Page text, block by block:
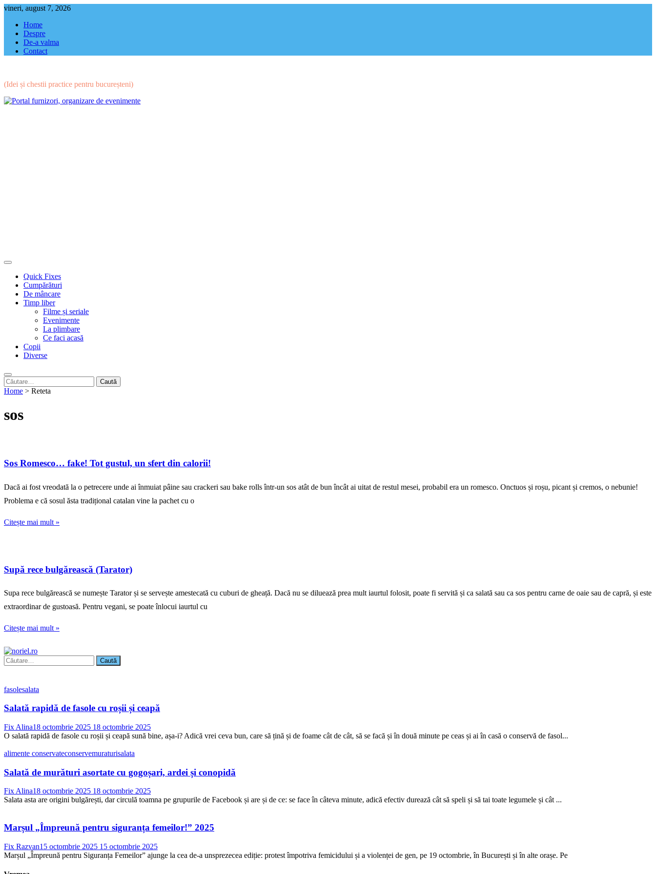
Skip
content
vineri, august 7, 2026
Home
Despre
De-a valma
Contact
(Idei și chestii practice pentru bucureșteni)
Quick Fixes
Cumpărături
De mâncare
Timp liber
Filme și seriale
Evenimente
La plimbare
Ce faci acasă
Copii
Diverse
Caută
după:
Home > Reteta
sos
Sos Romesco… fake! Tot gustul, un sfert din calorii!
Dacă ai fost vreodată la o petrecere unde ai înmuiat pâine sau crackeri sau bake rolls într-un sos atât de bun încât ai uitat de restul mesei, probabil era un romesco. Onctuos și roșu, picant și cremos, o nebunie!
Problema e că sosul ăsta tradițional catalan vine la pachet cu o
Citește mai mult »
Supă rece bulgărească (Tarator)
Supa rece bulgărească se numește Tarator și se servește amestecată cu cuburi de gheață. Dacă nu se diluează prea mult iaurtul folosit, poate fi servită și ca salată sau ca sos pentru carne de oaie sau de capră, și este
extraordinar de gustoasă. Pentru vegani, se poate înlocui iaurtul cu
Citește mai mult »
Caută
după:
fasolesalata
Salată rapidă de fasole cu roșii și ceapă
Fix Alina18 octombrie 2025 18 octombrie 2025
O salată rapidă de fasole cu roșii și ceapă sună bine, așa-i? Adică vrei ceva bun, care să țină și de foame cât de cât, să se facă și în două minute pe ceas și ai în casă o conservă de fasol...
alimente conservateconservemuraturisalata
Salată de murături asortate cu gogoșari, ardei și conopidă
Fix Alina18 octombrie 2025 18 octombrie 2025
Salata asta are origini bulgărești, dar circulă toamna pe grupurile de Facebook și are și de ce: se face în câteva minute, adică efectiv durează cât să speli și să tai toate legumele și cât ...
Marșul „Împreună pentru siguranța femeilor!” 2025
Fix Razvan15 octombrie 2025 15 octombrie 2025
Marșul „Împreună pentru Siguranța Femeilor” ajunge la cea de-a unsprezecea ediție: protest împotriva femicidului și a violenței de gen, pe 19 octombrie, în București și în alte orașe. Pe